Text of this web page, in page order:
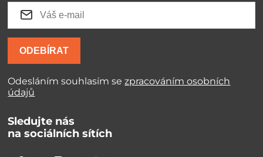
ODEBÍRAT
Odesláním souhlasím sezpracováním osobních
údajů
Sledujte nás
na sociálních sítích